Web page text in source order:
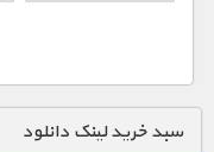
سبد خرید لینک دانلود